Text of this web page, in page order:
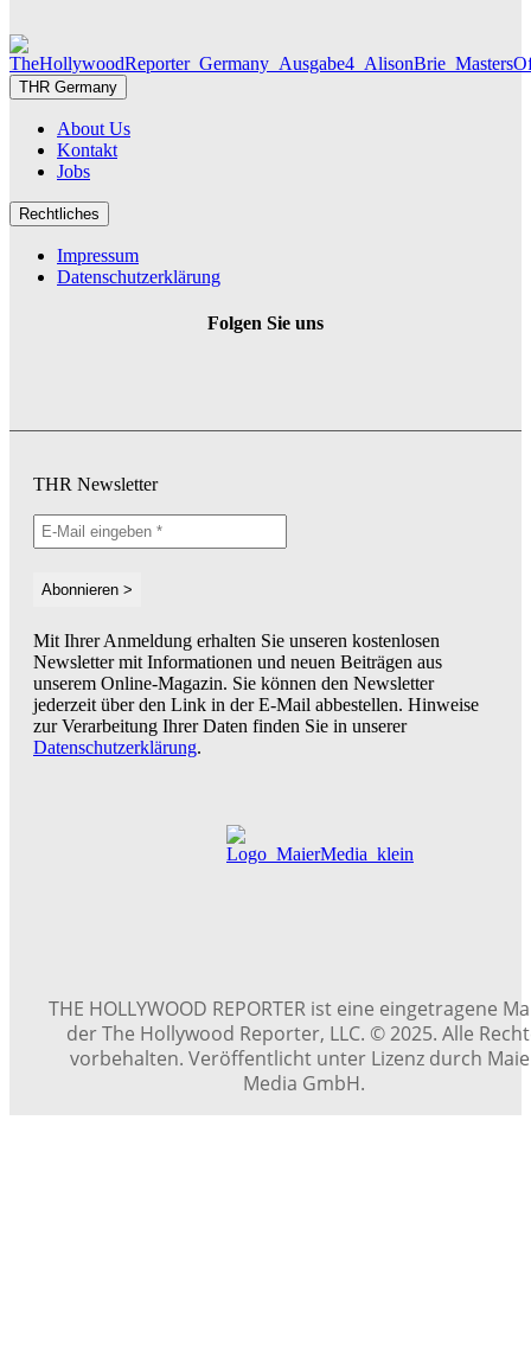
THR Germany
About Us
Kontakt
Jobs
Rechtliches
Impressum
Datenschutzerklärung
Folgen Sie uns
THR Newsletter
Mit Ihrer Anmeldung erhalten Sie unseren kostenlosen
Newsletter mit Informationen und neuen Beiträgen aus
unserem Online-Magazin. Sie können den Newsletter
jederzeit über den Link in der E-Mail abbestellen. Hinweise
zur Verarbeitung Ihrer Daten finden Sie in unserer
Datenschutzerklärung.
THE HOLLYWOOD REPORTER ist eine eingetragene
der The Hollywood Reporter, LLC. © 2025. Alle
vorbehalten. Veröffentlicht unter Lizenz durch
Media GmbH.